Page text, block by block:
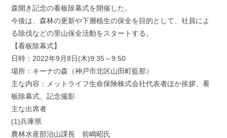
森開き記念の看板除幕式を開催した。
今後は、森林の更新や下層植生の保全を目的として、社員によ
る除伐などの里山保全活動をスタートする。
【看板除幕式】
日時：2022年9月8日(木)9:35～9:50
場所：キーナの森（神戸市北区山田町藍那）
主な内容：メットライフ生命保険株式会社代表者ほか挨拶、看
板除幕式、記念撮影
主な出席者
(1)兵庫県
農林水産部治山課長 前嶋昭氏